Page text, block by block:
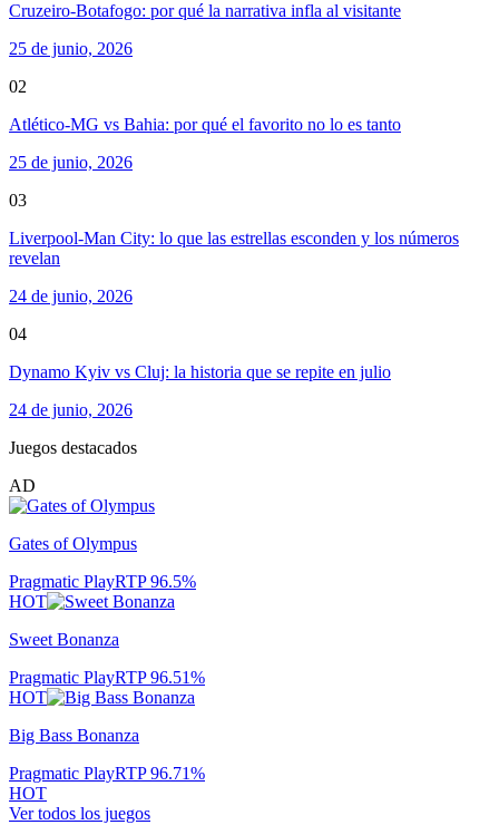
Cruzeiro-Botafogo: por qué la narrativa infla al visitante
25 de junio, 2026
02
Atlético-MG vs Bahia: por qué el favorito no lo es tanto
25 de junio, 2026
03
Liverpool-Man City: lo que las estrellas esconden y los números
revelan
24 de junio, 2026
04
Dynamo Kyiv vs Cluj: la historia que se repite en julio
24 de junio, 2026
Juegos destacados
AD
Gates of Olympus
Pragmatic PlayRTP96.5%
HOT
Sweet Bonanza
Pragmatic PlayRTP96.51%
HOT
Big Bass Bonanza
Pragmatic PlayRTP96.71%
HOT
Ver todos los juegos